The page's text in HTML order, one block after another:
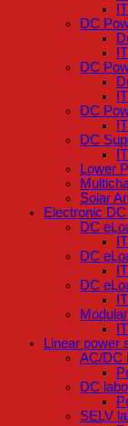
DC
DC
DC
DC
Lower
Solar
Electronic
DC
DC
DC
Linear power
AC/DC
DC
SELV